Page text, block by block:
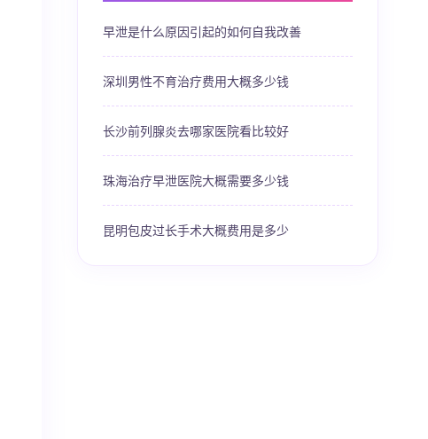
早泄是什么原因引起的如何自我改善
深圳男性不育治疗费用大概多少钱
长沙前列腺炎去哪家医院看比较好
珠海治疗早泄医院大概需要多少钱
昆明包皮过长手术大概费用是多少